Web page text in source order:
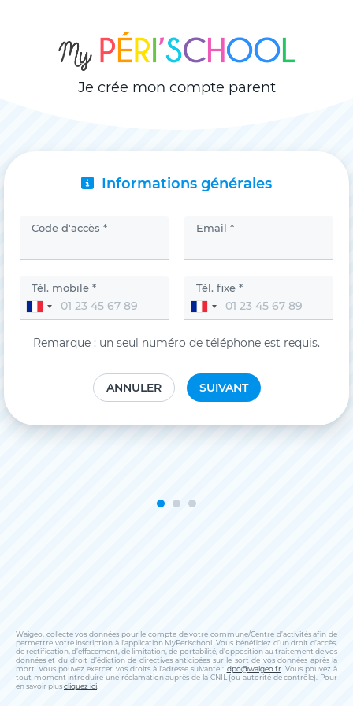
Je crée mon compte parent
Informations générales
Code d'accès * Email *
Tél. mobile * Tél. fixe *
Remarque : un seul numéro de téléphone est requis.
ANNULER SUIVANT
Waigeo, collecte vos données pour le compte de votre commune/Centre d’activités afin de
permettre votre inscription à l’application MyPerischool. Vous bénéficiez d’un droit d’accès,
de rectification, d’effacement, de limitation, de portabilité, d’opposition au traitement de vos
données et du droit d’édiction de directives anticipées sur le sort de vos données après la
mort. Vous pouvez exercer vos droits à l’adresse suivante : dpo@waigeo.fr. Vous pouvez à
tout moment introduire une réclamation auprès de la CNIL (ou autorité de contrôle). Pour
en savoir pluscliquez ici